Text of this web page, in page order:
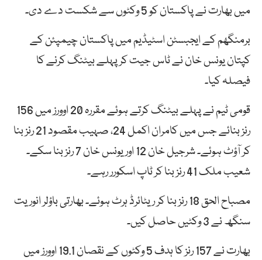
میں بھارت نے پاکستان کو 5 وکٹوں سے شکست دے دی۔
برمنگھم کے ایجبسٹن اسٹیڈیم میں پاکستان چیمپئن کے
کپتان یونس خان نے ٹاس جیت کر پہلے بیٹنگ کرنے کا
فیصلہ کیا۔
قومی ٹیم نے پہلے بیٹنگ کرتے ہوئے مقررہ 20 اوورز میں 156
رنز بنائے جس میں کامران اکمل 24، صہیب مقصود 21 رنز بنا
کر آؤٹ ہوئے۔ شرجیل خان 12 اور یونس خان 7 رنز بنا سکے۔
شعیب ملک 41 رنز بنا کر ٹاپ اسکورر رہے۔
مصباح الحق 18 رنز بنا کر ریٹائرڈ ہرٹ ہوئے۔ بھارتی باؤلر انوریت
سنگھ نے 3 وکٹیں حاصل کیں۔
بھارت نے 157 رنز کا ہدف 5 وکٹوں کے نقصان 19.1 اوورز میں